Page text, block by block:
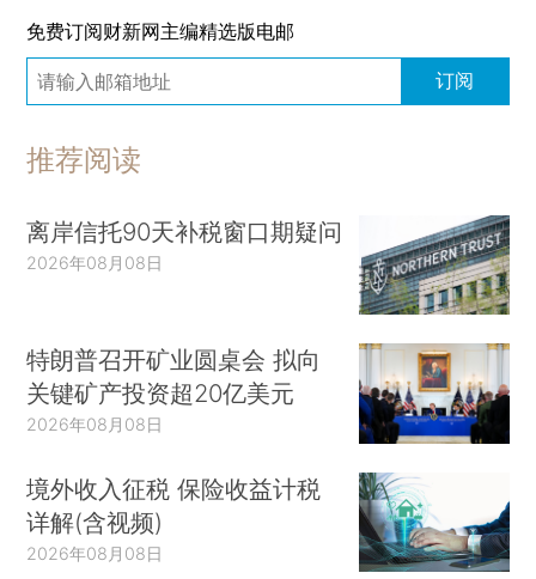
免费订阅财新网主编精选版电邮
订阅
推荐阅读
离岸信托90天补税窗口期疑问
2026年08月08日
特朗普召开矿业圆桌会 拟向
关键矿产投资超20亿美元
2026年08月08日
境外收入征税 保险收益计税
详解(含视频)
2026年08月08日